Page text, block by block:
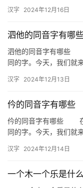
汉字 2024年12月16日
泗他的同音字有哪
泗他的同音字有哪些
同的字。今天，我们就
概…
汉字 2024年12月13日
仱的同音字有哪些
仱的同音字有哪些 在
同的字。今天，我们就
汉字 2024年12月14日
一个木一个乐是什